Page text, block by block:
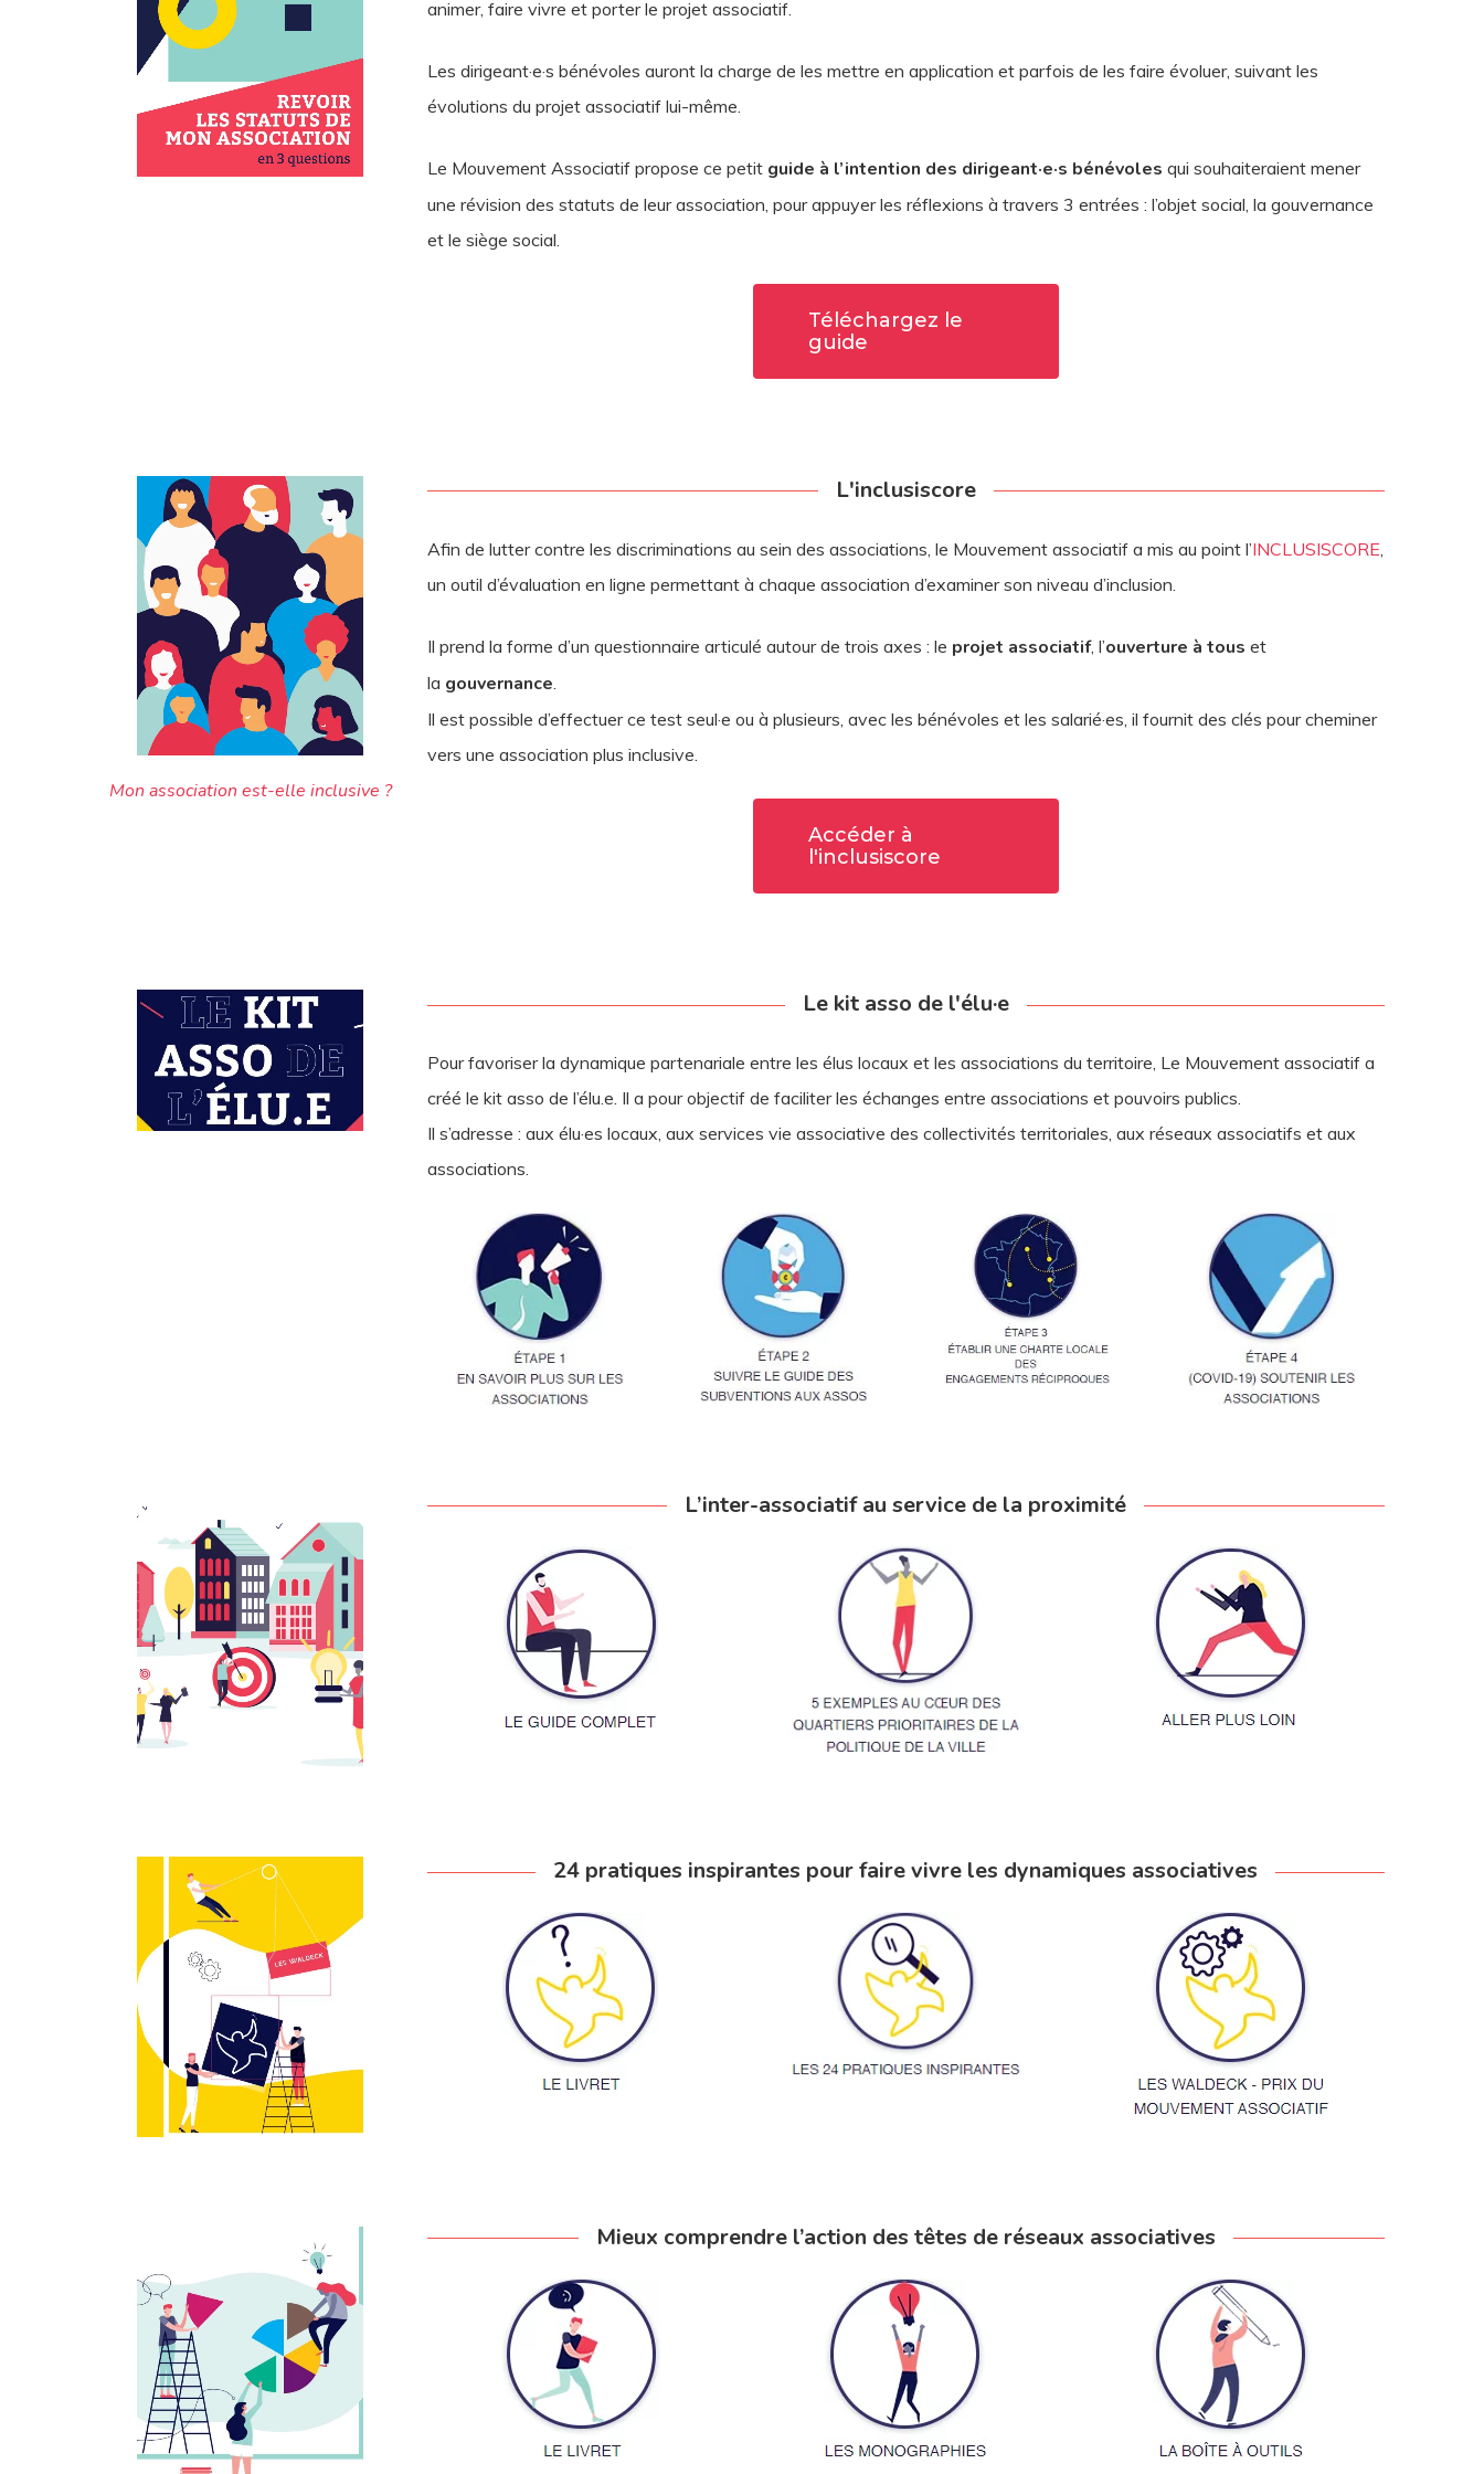
animer, faire vivre et porter le projet associatif.
Les dirigeant·e·s bénévoles auront la charge de les mettre en application et parfois de les faire évoluer, suivant les
évolutions du projet associatif lui-même.
Le Mouvement Associatif propose ce petit guide à l’intention des dirigeant·e·s bénévoles qui souhaiteraient mener
une révision des statuts de leur association, pour appuyer les réflexions à travers 3 entrées : l’objet social, la gouvernance
et le siège social.
Téléchargez le
guide
Mon association est-elle inclusive ?
L'inclusiscore
Afin de lutter contre les discriminations au sein des associations, le Mouvement associatif a mis au point l’INCLUSISCORE
un outil d’évaluation en ligne permettant à chaque association d’examiner son niveau d’inclusion.
Il prend la forme d’un questionnaire articulé autour de trois axes : le projet associatif, l’ouverture à tous et
la gouvernance
Il est possible d’effectuer ce test seul·e ou à plusieurs, avec les bénévoles et les salarié·es, il fournit des clés pour cheminer
vers une association plus inclusive.
Accéder à
l'inclusiscore
Le kit asso de l'élu·e
Pour favoriser la dynamique partenariale entre les élus locaux et les associations du territoire, Le Mouvement associatif a
créé le kit asso de l’élu.e. Il a pour objectif de faciliter les échanges entre associations et pouvoirs publics.
Il s’adresse : aux élu·es locaux, aux services vie associative des collectivités territoriales, aux réseaux associatifs et aux
associations.
L’inter-associatif au service de la proximité
24 pratiques inspirantes pour faire vivre les dynamiques associatives
Mieux comprendre l’action des têtes de réseaux associatives